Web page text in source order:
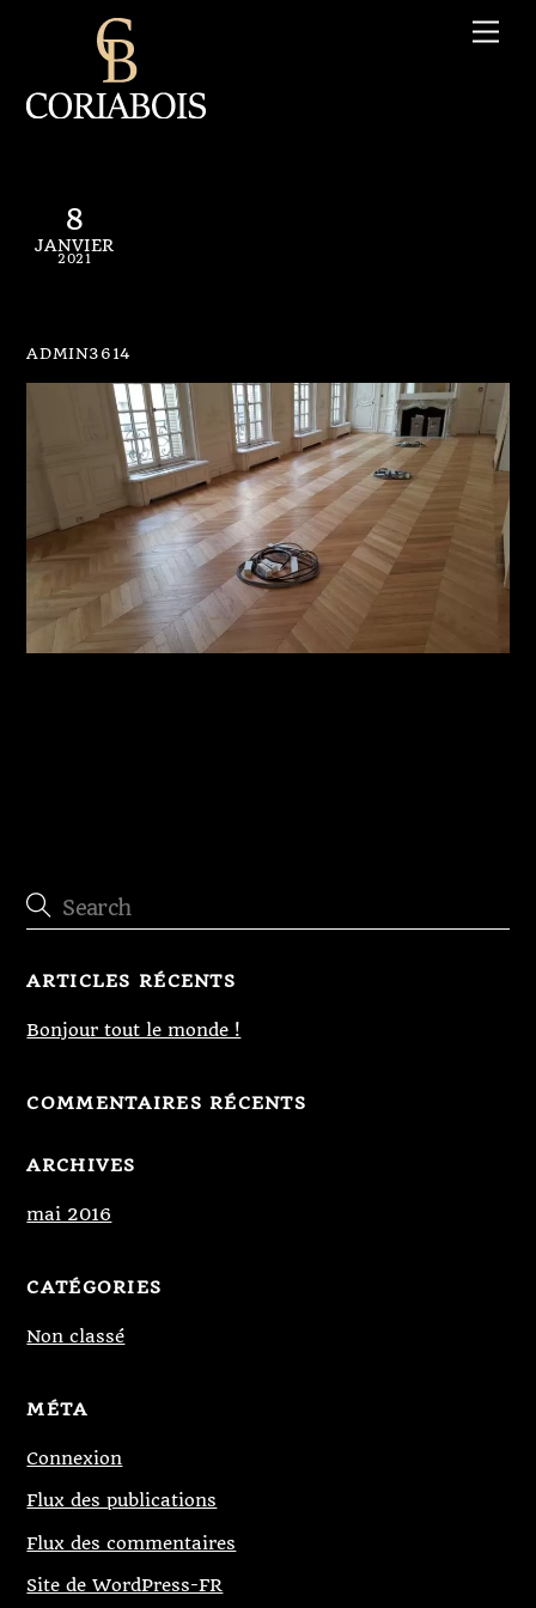
8
JANVIER
2021
ADMIN3614
ARTICLES RÉCENTS
Bonjour tout le monde !
COMMENTAIRES RÉCENTS
ARCHIVES
mai 2016
CATÉGORIES
Non classé
MÉTA
Connexion
Flux des publications
Flux des commentaires
Site de WordPress-FR